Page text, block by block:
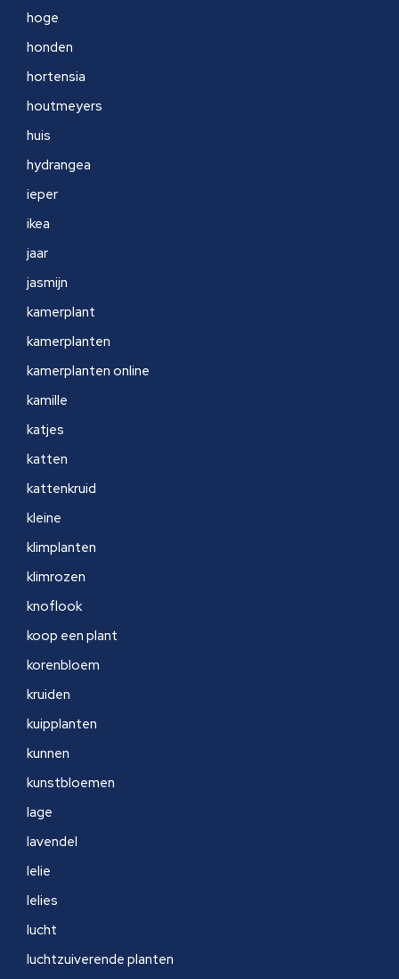
hoge
honden
hortensia
houtmeyers
huis
hydrangea
ieper
ikea
jaar
jasmijn
kamerplant
kamerplanten
kamerplanten online
kamille
katjes
katten
kattenkruid
kleine
klimplanten
klimrozen
knoflook
koop een plant
korenbloem
kruiden
kuipplanten
kunnen
kunstbloemen
lage
lavendel
lelie
lelies
lucht
luchtzuiverende planten